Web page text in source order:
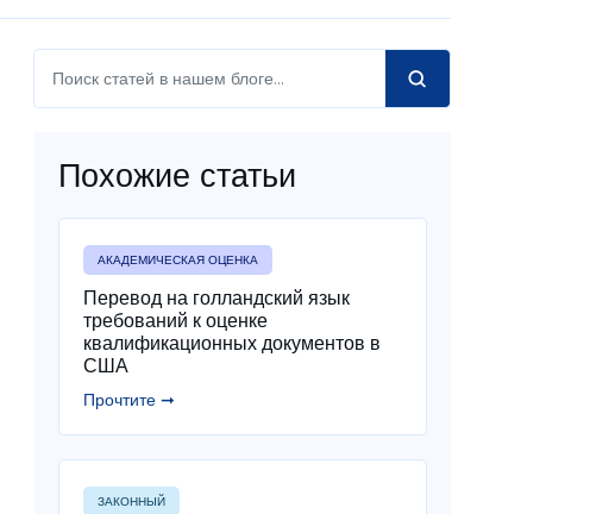
Похожие статьи
АКАДЕМИЧЕСКАЯ ОЦЕНКА
Перевод на голландский язык
требований к оценке
квалификационных документов в
США
Прочтите ➞
ЗАКОННЫЙ